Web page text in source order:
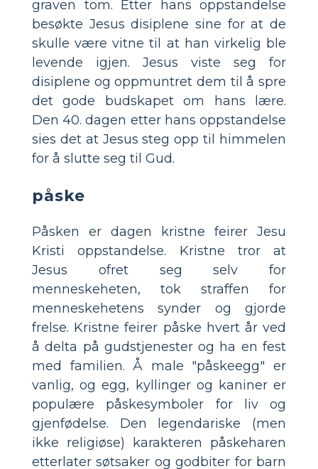
graven tom. Etter hans oppstandelse
besøkte Jesus disiplene sine for at de
skulle være vitne til at han virkelig ble
levende igjen. Jesus viste seg for
disiplene og oppmuntret dem til å spre
det gode budskapet om hans lære.
Den 40. dagen etter hans oppstandelse
sies det at Jesus steg opp til himmelen
for å slutte seg til Gud.
påske
Påsken er dagen kristne feirer Jesu
Kristi oppstandelse. Kristne tror at
Jesus ofret seg selv for
menneskeheten, tok straffen for
menneskehetens synder og gjorde
frelse. Kristne feirer påske hvert år ved
å delta på gudstjenester og ha en fest
med familien. Å male "påskeegg" er
vanlig, og egg, kyllinger og kaniner er
populære påskesymboler for liv og
gjenfødelse. Den legendariske (men
ikke religiøse) karakteren påskeharen
etterlater søtsaker og godbiter for barn